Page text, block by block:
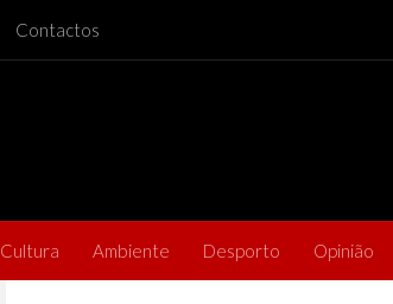
Contactos
Cultura Ambiente Desporto Opinião